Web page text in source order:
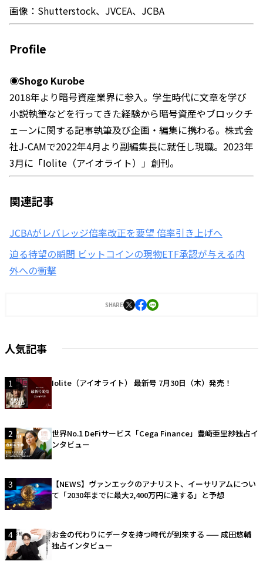
画像：Shutterstock、JVCEA、JCBA
Profile
◉Shogo Kurobe
2018年より暗号資産業界に参入。学生時代に文章を学び
小説執筆などを行ってきた経験から暗号資産やブロックチ
ェーンに関する記事執筆及び企画・編集に携わる。株式会
社J-CAMで2022年4月より副編集長に就任し現職。2023年
3月に「Iolite（アイオライト）」創刊。
関連記事
JCBAがレバレッジ倍率改正を要望 倍率引き上げへ
迫る待望の瞬間 ビットコインの現物ETF承認が与える内
外への衝撃
SHARE
人気記事
1 Iolite（アイオライト） 最新号 7月30日（木）発売！
2
世界No.1 DeFiサービス「Cega Finance」豊崎亜里紗独占イ
ンタビュー
3
【NEWS】ヴァンエックのアナリスト、イーサリアムについ
て「2030年までに最大2,400万円に達する」と予想
4
お金の代わりにデータを持つ時代が到来する —— 成田悠輔
独占インタビュー